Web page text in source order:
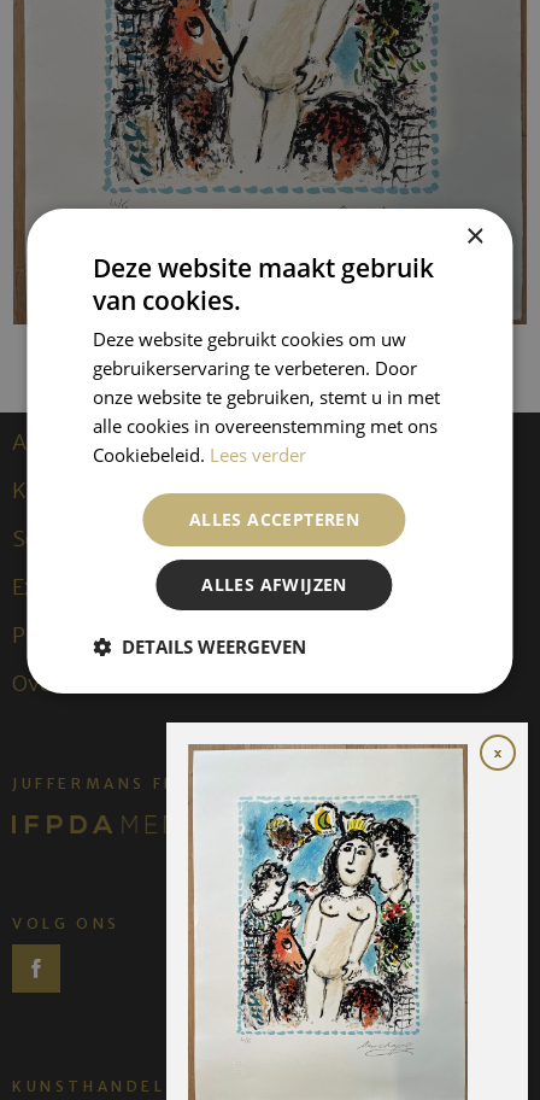
Artiesten
Kees van Dongen
Sculpturen
Exposities
Publicaties
Over ons
JUFFERMANS FINE ART IS:
VOLG ONS
KUNSTHANDEL JUFFERMANS
×
Deze website maakt gebruik
van cookies.
Deze website gebruikt cookies om uw
gebruikerservaring te verbeteren. Door
onze website te gebruiken, stemt u in met
alle cookies in overeenstemming met ons
Cookiebeleid. Lees verder
ALLES ACCEPTEREN
ALLES AFWIJZEN
DETAILS WEERGEVEN